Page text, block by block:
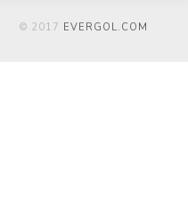
© 2017 EVERGOL.COM